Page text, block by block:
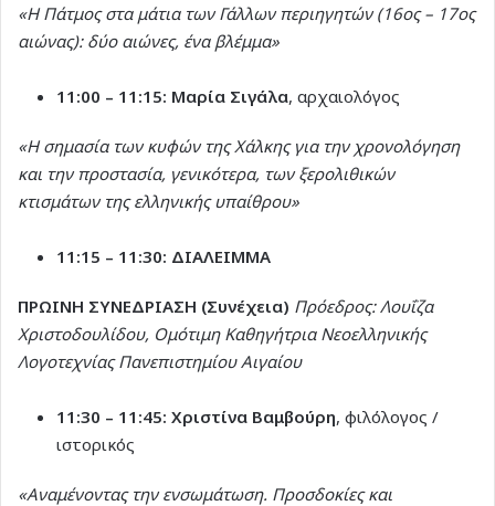
«Η Πάτμος στα μάτια των Γάλλων περιηγητών (16ος – 17ος
αιώνας): δύο αιώνες, ένα βλέμμα»
11:00 – 11:15: Μαρία Σιγάλα, αρχαιολόγος
«Η σημασία των κυφών της Χάλκης για την χρονολόγηση
και την προστασία, γενικότερα, των ξερολιθικών
κτισμάτων της ελληνικής υπαίθρου»
11:15 – 11:30: ΔΙΑΛΕΙΜΜΑ
ΠΡΩΙΝΗ ΣΥΝΕΔΡΙΑΣΗ (Συνέχεια) Πρόεδρος: Λουΐζα
Χριστοδουλίδου, Ομότιμη Καθηγήτρια Νεοελληνικής
Λογοτεχνίας Πανεπιστημίου Αιγαίου
11:30 – 11:45: Χριστίνα Βαμβούρη, φιλόλογος /
ιστορικός
«Αναμένοντας την ενσωμάτωση. Προσδοκίες και